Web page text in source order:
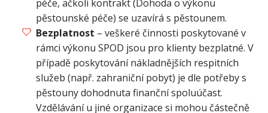
péče, ačkoli kontrakt (Dohoda o výkonu
pěstounské péče) se uzavírá s pěstounem.
Bezplatnost – veškeré činnosti poskytované v
rámci výkonu SPOD jsou pro klienty bezplatné. V
případě poskytování nákladnějších respitních
služeb (např. zahraniční pobyt) je dle potřeby s
pěstouny dohodnuta finanční spoluúčast.
Vzdělávání u jiné organizace si mohou částečně